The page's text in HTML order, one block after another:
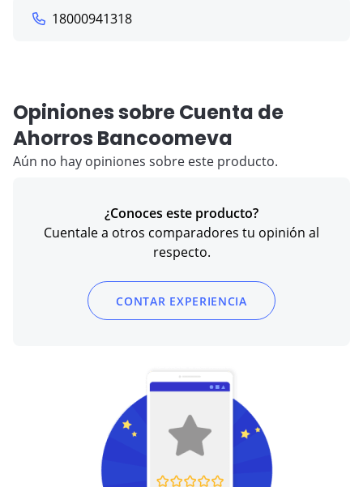
18000941318
Opiniones sobre Cuenta de
Ahorros Bancoomeva
Aún no hay opiniones sobre este producto.
¿Conoces este producto?
Cuentale a otros comparadores tu opinión al
respecto.
CONTAR EXPERIENCIA